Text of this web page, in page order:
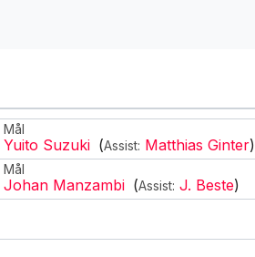
Mål
Yuito Suzuki (Assist: Matthias Ginter)
Mål
Johan Manzambi (Assist: J. Beste)